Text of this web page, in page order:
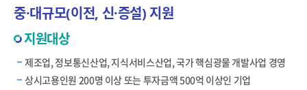
중·대규모(이전, 신·증설) 지원
지원대상
제조업, 정보통신산업, 지식서비스산업, 국가 핵심광물 개발사업 경영
상시고용인원 200명 이상 또는 투자금액 500억 이상인 기업